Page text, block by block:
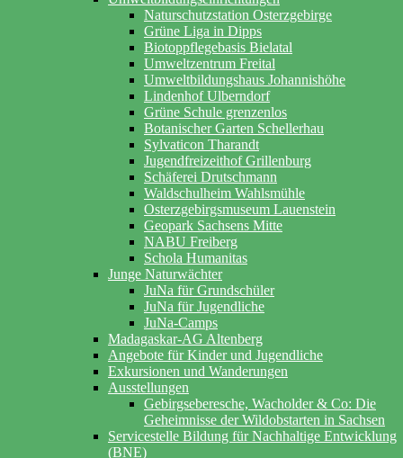
Naturschutzstation Osterzgebirge
Grüne Liga in Dipps
Biotoppflegebasis Bielatal
Umweltzentrum Freital
Umweltbildungshaus Johannishöhe
Lindenhof Ulberndorf
Grüne Schule grenzenlos
Botanischer Garten Schellerhau
Sylvaticon Tharandt
Jugendfreizeithof Grillenburg
Schäferei Drutschmann
Waldschulheim Wahlsmühle
Osterzgebirgsmuseum Lauenstein
Geopark Sachsens Mitte
NABU Freiberg
Schola Humanitas
Junge Naturwächter
JuNa für Grundschüler
JuNa für Jugendliche
JuNa-Camps
Madagaskar-AG Altenberg
Angebote für Kinder und Jugendliche
Exkursionen und Wanderungen
Ausstellungen
Gebirgseberesche, Wacholder & Co: Die
Geheimnisse der Wildobstarten in Sachsen
Servicestelle Bildung für Nachhaltige Entwicklung
(BNE)